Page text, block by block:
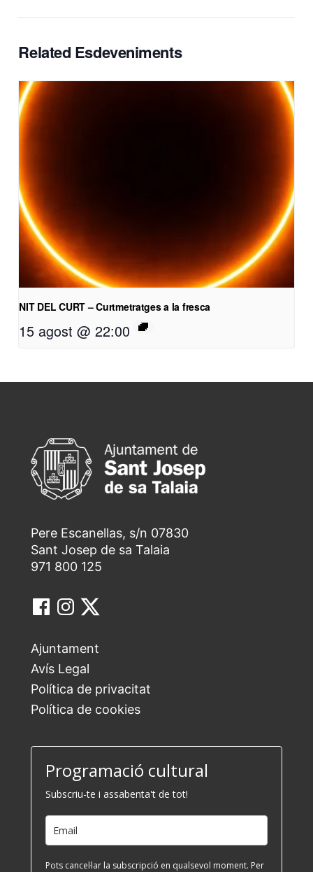
Related Esdeveniments
NIT DEL CURT – Curtmetratges a la fresca
15 agost @ 22:00
Pere Escanellas, s/n 07830
Sant Josep de sa Talaia
971 800 125
Ajuntament
Avís Legal
Política de privacitat
Política de cookies
Programació cultural
Subscriu-te i assabenta't de tot!
Pots cancel·lar la subscripció en qualsevol moment. Per